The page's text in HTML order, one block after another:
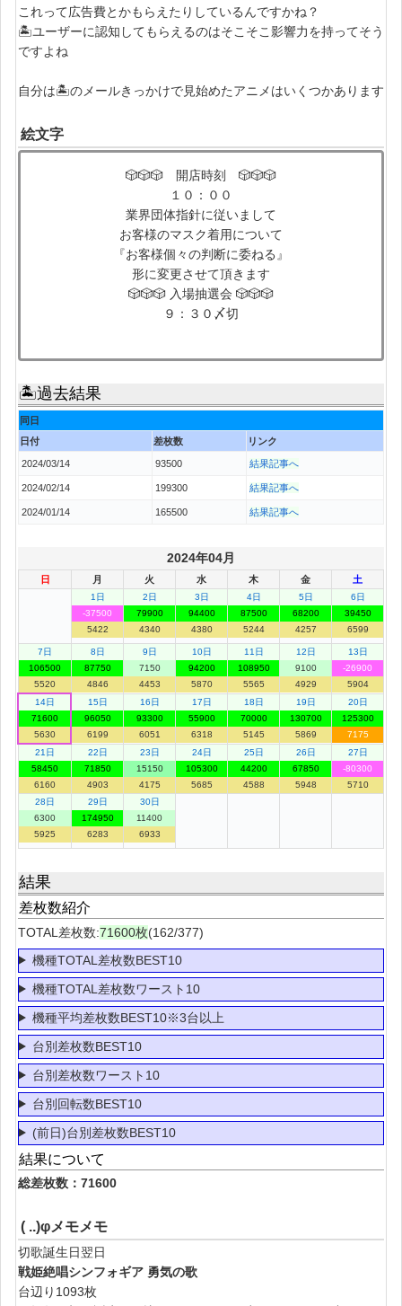
これって広告費とかもらえたりしているんですかね？
🏝ユーザーに認知してもらえるのはそこそこ影響力を持ってそう
ですよね
自分は🏝のメールきっかけで見始めたアニメはいくつかあります
絵文字
🎲🎲🎲 開店時刻 🎲🎲🎲
１０：００
業界団体指針に従いまして
お客様のマスク着用について
『お客様個々の判断に委ねる』
形に変更させて頂きます
🎲🎲🎲 入場抽選会 🎲🎲🎲
９：３０〆切
🏝過去結果
同日
日付
差枚数 リンク
2024/03/14 93500 結果記事へ
2024/02/14 199300 結果記事へ
2024/01/14 165500 結果記事へ
2024年04月
日 月 火 水 木 金 土
1日
-37500
5422
2日
79900
4340
3日
94400
4380
4日
87500
5244
5日
68200
4257
6日
39450
6599
7日
106500
5520
8日
87750
4846
9日
7150
4453
10日
94200
5870
11日
108950
5565
12日
9100
4929
13日
-26900
5904
14日
71600
5630
15日
96050
6199
16日
93300
6051
17日
55900
6318
18日
70000
5145
19日
130700
5869
20日
125300
7175
21日
58450
6160
22日
71850
4903
23日
15150
4175
24日
105300
5685
25日
44200
4588
26日
67850
5948
27日
-80300
5710
28日
6300
5925
29日
174950
6283
30日
11400
6933
結果
差枚数紹介
TOTAL差枚数:71600枚(162/377)
機種TOTAL差枚数BEST10
機種TOTAL差枚数ワースト10
機種平均差枚数BEST10※3台以上
台別差枚数BEST10
台別差枚数ワースト10
台別回転数BEST10
(前日)台別差枚数BEST10
結果について
総差枚数：71600
( ..)φメモメモ
切歌誕生日翌日
戦姫絶唱シンフォギア 勇気の歌
台辺り1093枚